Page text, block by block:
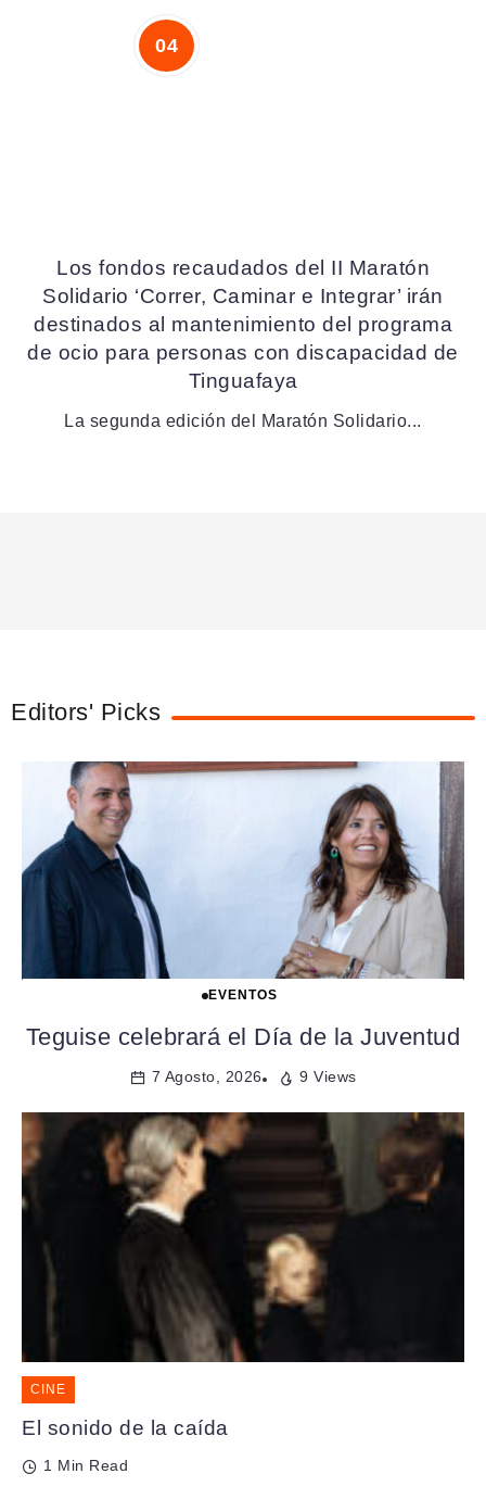
Los fondos recaudados del II Maratón
Solidario ‘Correr, Caminar e Integrar’ irán
destinados al mantenimiento del programa
de ocio para personas con discapacidad de
Tinguafaya
La segunda edición del Maratón Solidario...
Editors' Picks
EVENTOS
Teguise celebrará el Día de la Juventud
7 Agosto, 2026 9 Views
CINE
El sonido de la caída
1 Min Read